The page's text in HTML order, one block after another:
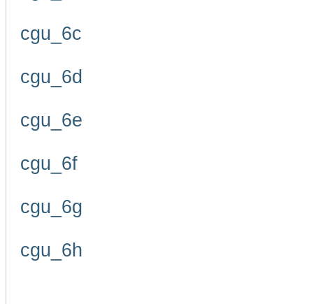
cgu_6c
cgu_6d
cgu_6e
cgu_6f
cgu_6g
cgu_6h